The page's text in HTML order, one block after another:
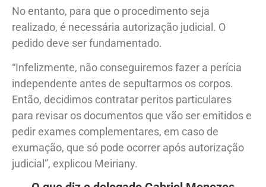
No entanto, para que o procedimento seja
realizado, é necessária autorização judicial. O
pedido deve ser fundamentado.
“Infelizmente, não conseguiremos fazer a perícia
independente antes de sepultarmos os corpos.
Então, decidimos contratar peritos particulares
para revisar os documentos que vão ser emitidos e
pedir exames complementares, em caso de
exumação, que só pode ocorrer após autorização
judicial”, explicou Meiriany.